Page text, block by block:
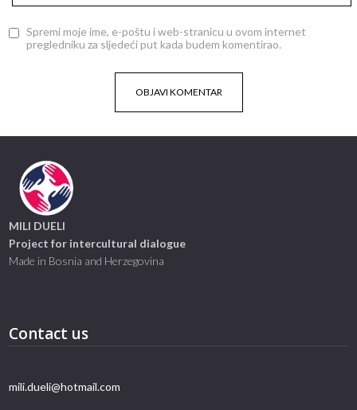
Spremi moje ime, e-poštu i web-stranicu u ovom internet
pregledniku za sljedeći put kada budem komentirao.
MILI DUELI
Project for intercultural dialogue
Made in Bosnia and Herzegovina
Contact us
mili.dueli@hotmail.com